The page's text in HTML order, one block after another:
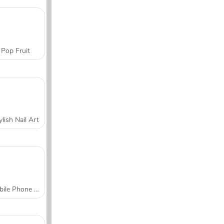
Pop Fruit
Nail Art
Mobile Phone Case Design & DIY